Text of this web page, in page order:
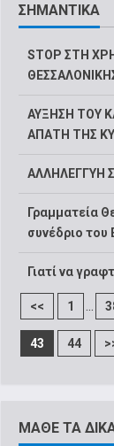
ΣΗΜΑΝΤΙΚΑ
STOP ΣΤΗ
ΑΥΞΗΣΗ ΤΟΥ
ΑΠΑΤΗ ΤΗΣ
ΑΛΛΗΛΕΓΓΥΗ
Γραμματεία
συνέδριο του
Γιατί να
<< 1
43 44
ΜΑΘΕ ΤΑ